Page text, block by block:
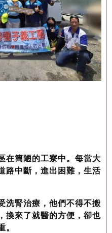
在簡陋的工寮中。每當大
路中斷，進出困難，生活
洗腎治療，他們不得不搬
換來了就醫的方便，卻也
。